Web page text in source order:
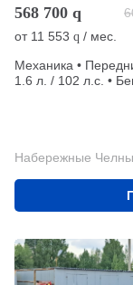
568 700 q
от 11 553 q / мес.
Механика •
1.6 л. / 102 л.с. •
Набережные